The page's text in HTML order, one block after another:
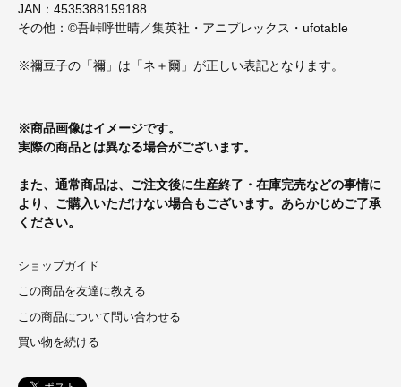
JAN：4535388159188
その他：©吾峠呼世晴／集英社・アニプレックス・ufotable
※禰豆子の「禰」は「ネ＋爾」が正しい表記となります。
※商品画像はイメージです。
実際の商品とは異なる場合がございます。
また、通常商品は、ご注文後に生産終了・在庫完売などの事情に
より、ご購入いただけない場合もございます。あらかじめご了承
ください。
ショップガイド
この商品を友達に教える
この商品について問い合わせる
買い物を続ける